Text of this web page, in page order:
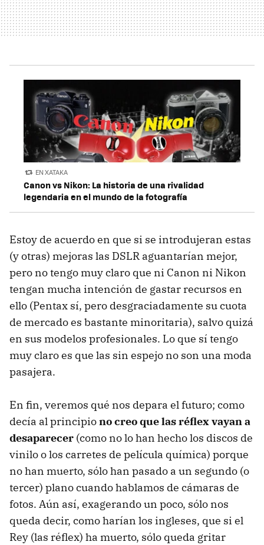
EN XATAKA
Canon vs Nikon: La historia de una rivalidad
legendaria en el mundo de la fotografía
Estoy de acuerdo en que si se introdujeran estas
(y otras) mejoras las DSLR aguantarían mejor,
pero no tengo muy claro que ni Canon ni Nikon
tengan mucha intención de gastar recursos en
ello (Pentax sí, pero desgraciadamente su cuota
de mercado es bastante minoritaria), salvo quizá
en sus modelos profesionales. Lo que sí tengo
muy claro es que las sin espejo no son una moda
pasajera.
En fin, veremos qué nos depara el futuro; como
decía al principiono creo que las réflex vayan a
desaparecer (como no lo han hecho los discos de
vinilo o los carretes de película química) porque
no han muerto, sólo han pasado a un segundo (o
tercer) plano cuando hablamos de cámaras de
fotos. Aún así, exagerando un poco, sólo nos
queda decir, como harían los ingleses, que si el
Rey (las réflex) ha muerto, sólo queda gritar